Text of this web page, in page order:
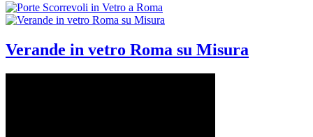
Verande in vetro Roma su Misura